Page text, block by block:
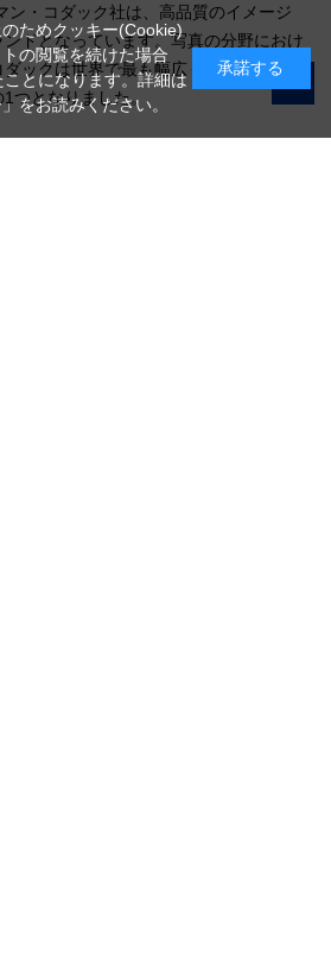
ン・コダック社は、高品質のイメージ
ドとなっています。写真の分野におけ
ックは世界で最も幅広く認められ、信
つとなりました。
ためクッキー(Cookie)
の閲覧を続けた場合
とになります。詳細は
をお読みください。
承諾する